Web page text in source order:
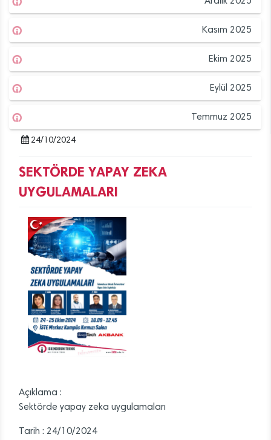
Kasım 2025
Ekim 2025
Eylül 2025
Temmuz 2025
24/10/2024
SEKTÖRDE YAPAY ZEKA
UYGULAMALARI
Açıklama :
Sektörde yapay zeka uygulamaları
Tarih : 24/10/2024